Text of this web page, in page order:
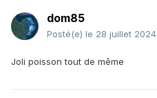
dom85
Posté(e) le 28 juillet 2024
Joli poisson tout de même